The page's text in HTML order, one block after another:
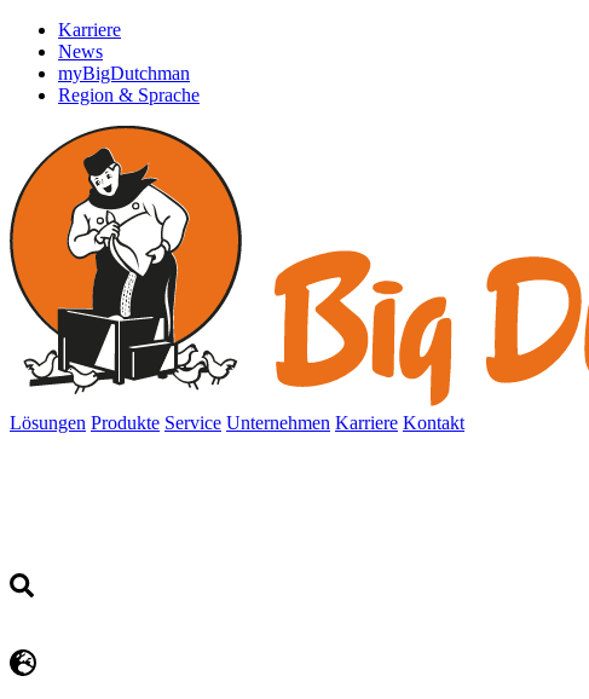
Karriere
News
myBigDutchman
Region & Sprache
Lösungen Produkte Service Unternehmen Karriere Kontakt